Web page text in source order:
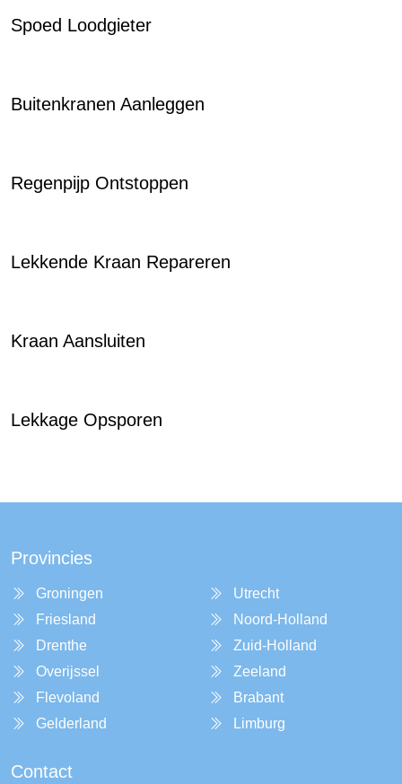
Spoed Loodgieter
Buitenkranen Aanleggen
Regenpijp Ontstoppen
Lekkende Kraan Repareren
Kraan Aansluiten
Lekkage Opsporen
Provincies
Groningen
Friesland
Drenthe
Overijssel
Flevoland
Gelderland
Utrecht
Noord-Holland
Zuid-Holland
Zeeland
Brabant
Limburg
Contact